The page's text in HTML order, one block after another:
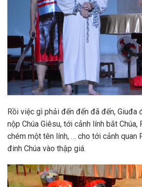
Rồi việc gì phải đến đến đã đến, Giuđa
nộp Chúa Giêsu, tới cảnh lính bắt
chém một tên lính, … cho tới cảnh quan
đinh Chúa vào thập giá.